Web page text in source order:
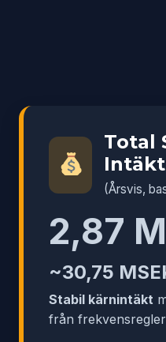
Total
Intäkt
(Årsvis,
2,87
~30,75
Stabil kärnintäkt
från